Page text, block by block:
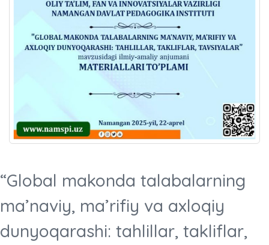
“Global makonda talabalarning
ma’naviy, ma’rifiy va axloqiy
dunyoqarashi: tahlillar, takliflar,